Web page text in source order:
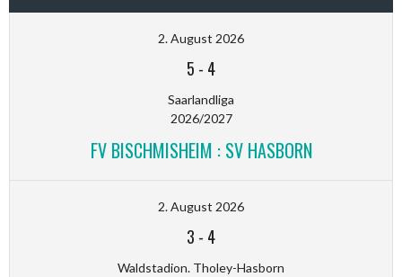
2. August 2026
5 - 4
Saarlandliga
2026/2027
FV BISCHMISHEIM : SV HASBORN
2. August 2026
3 - 4
Waldstadion. Tholey-Hasborn